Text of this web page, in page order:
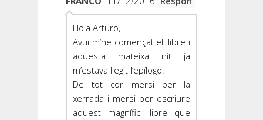
Hola Arturo,
Avui m’he començat el llibre i
aquesta mateixa nit ja
m’estava llegit l’epílogo!
De tot cor mersi per la
xerrada i mersi per escriure
aquest magnífic llibre que